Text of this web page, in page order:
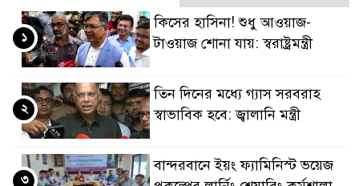
কিসের হাসিনা! শুধু আওয়াজ-
টাওয়াজ শোনা যায়: স্বরাষ্ট্রমন্ত্রী
১
তিন দিনের মধ্যে গ্যাস সরবরাহ
স্বাভাবিক হবে: জ্বালানি মন্ত্রী
২
বান্দরবানে ইয়ং ফ্যামিনিস্ট ভয়েজ
৩